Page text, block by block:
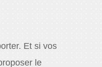
Et si vos
le